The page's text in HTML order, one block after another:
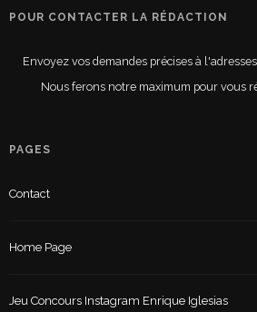
POUR CONTACTER LA RÉDACTION
Envoyez vos demandes précises à
Nous ferons notre maximum pour vous
PAGES
Contact
Home Page
Jeu Concours Instagram Enrique Iglesias